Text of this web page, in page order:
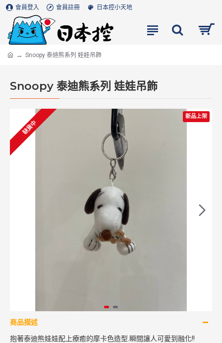
會員登入 會員註冊 日本控小天地
Snoopy 泰迪熊系列 娃娃吊飾
Snoopy 泰迪熊系列 娃娃吊飾
新品上架
缺貨中
商品描述
抱著泰迪熊娃娃配上療癒的摩卡色造型.瞬間讓人可愛到融化!!